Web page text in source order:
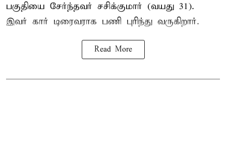
பகுதியை சேர்ந்தவர் சசிக்குமார் (வயது 31).
இவர் கார் டிரைவராக பணி புரிந்து வருகிறார்.
Read More